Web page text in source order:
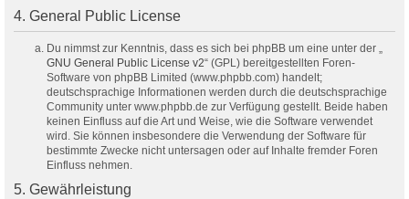
4. General Public License
Du nimmst zur Kenntnis, dass es sich bei phpBB um eine unter der „
GNU General Public License v2“ (GPL) bereitgestellten Foren-
Software von phpBB Limited (www.phpbb.com) handelt;
deutschsprachige Informationen werden durch die deutschsprachige
Community unter www.phpbb.de zur Verfügung gestellt. Beide haben
keinen Einfluss auf die Art und Weise, wie die Software verwendet
wird. Sie können insbesondere die Verwendung der Software für
bestimmte Zwecke nicht untersagen oder auf Inhalte fremder Foren
Einfluss nehmen.
5. Gewährleistung